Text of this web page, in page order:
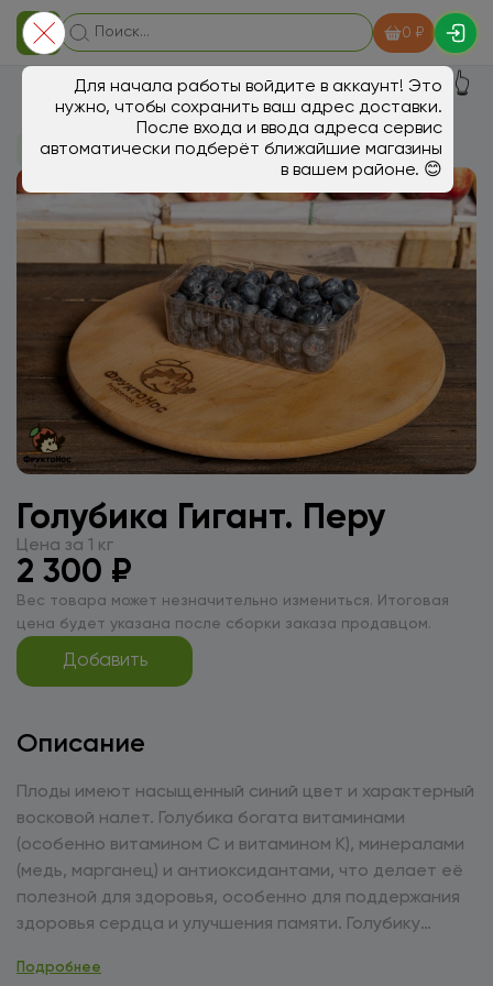
0 ₽
Для начала работы войдите в аккаунт! Это
нужно, чтобы сохранить ваш адрес доставки.
После входа и ввода адреса сервис
автоматически подберёт ближайшие магазины
в вашем районе. 😊
👆
В магазин Ягоды, экзотика
Голубика Гигант. Перу
Цена за 1 кг
2 300 ₽
Вес товара может незначительно измениться. Итоговая
цена будет указана после сборки заказа продавцом.
Добавить
Описание
Плоды имеют насыщенный синий цвет и характерный
восковой налет. Голубика богата витаминами
(особенно витамином C и витамином K), минералами
(медь, марганец) и антиоксидантами, что делает её
полезной для здоровья, особенно для поддержания
здоровья сердца и улучшения памяти. Голубику
фруктовые салаты, йогурты или десерты. Она также
Подробнее